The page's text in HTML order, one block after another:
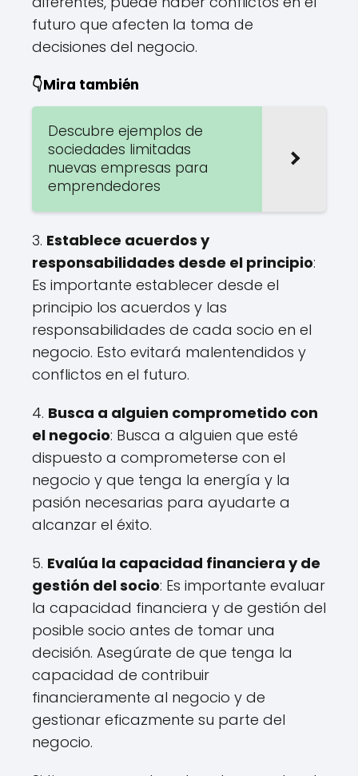
futuro que afecten la toma de
decisiones del negocio.
👇Mira también
Descubre ejemplos de
sociedades limitadas
nuevas empresas para
emprendedores
3. Establece acuerdos y
responsabilidades desde el principio:
Es importante establecer desde el
principio los acuerdos y las
responsabilidades de cada socio en el
negocio. Esto evitará malentendidos y
conflictos en el futuro.
4. Busca a alguien comprometido con
el negocio: Busca a alguien que esté
dispuesto a comprometerse con el
negocio y que tenga la energía y la
pasión necesarias para ayudarte a
alcanzar el éxito.
5. Evalúa la capacidad financiera y de
gestión del socio: Es importante evaluar
la capacidad financiera y de gestión del
posible socio antes de tomar una
decisión. Asegúrate de que tenga la
capacidad de contribuir
financieramente al negocio y de
gestionar eficazmente su parte del
negocio.